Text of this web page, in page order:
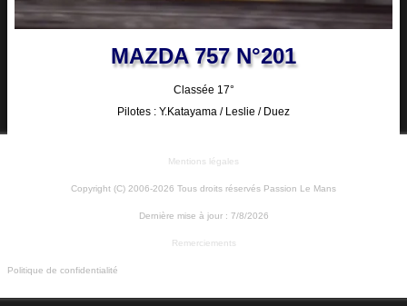
MAZDA 757 N°201
Classée 17°
Pilotes : Y.Katayama / Leslie / Duez
Mentions légales
Copyright (C) 2006-2026 Tous droits réservés Passion Le Mans
Dernière mise à jour : 7/8/2026
Remerciements
Politique de confidentialité